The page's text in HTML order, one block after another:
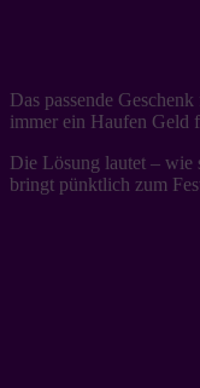
Das passende
immer ein Haufen Geld
Die Lösung lautet – wie
bringt pünktlich zum